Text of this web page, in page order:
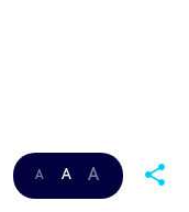
A A A share